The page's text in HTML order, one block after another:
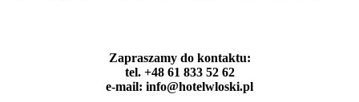
Zapraszamy do kontaktu:
tel. +48 61 833 52 62
e-mail: info@hotelwloski.pl